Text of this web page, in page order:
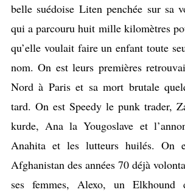
belle suédoise Liten penchée sur sa
qui a parcouru huit mille kilomètres
qu’elle voulait faire un enfant toute
nom. On est leurs premières
Nord à Paris et sa mort brutale
tard. On est Speedy le punk trader,
kurde, Ana la Yougoslave et
Anahita et les lutteurs huilés. On
Afghanistan des années 70 déjà
ses femmes, Alexo, un Elkhound